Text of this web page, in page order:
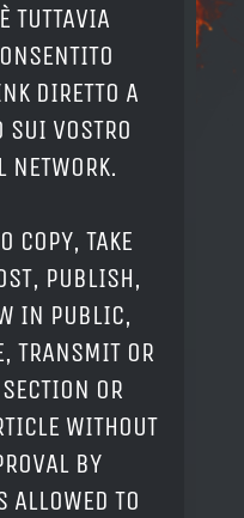
TUTTAVIA
DIRETTO A
SUI VOSTRO
NETWORK.
COPY, TAKE
PUBLISH,
IN PUBLIC,
TRANSMIT OR
OR
WITHOUT
BY
ALLOWED TO